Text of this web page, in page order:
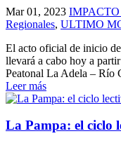
Mar 01, 2023
Regionales, ULTIMO
El acto oficial de inicio
llevará a cabo hoy a
Peatonal La Adela – Río
Leer más
La Pampa: el ciclo